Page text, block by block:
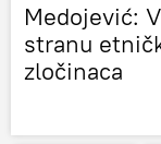
Medojević:
stranu
zločinaca